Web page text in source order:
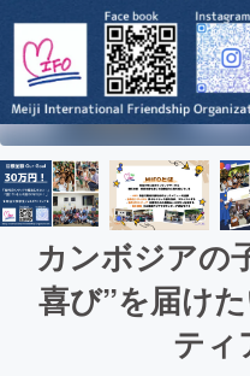
カンボジアの
喜び”を届け
ティ